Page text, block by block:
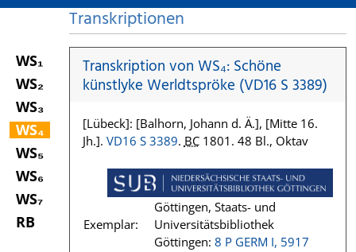
WS₁
WS₂
WS₃
WS₄
WS₅
WS₆
WS₇
RB
Transkriptionen
Transkription von WS₄: Schöne
künstlyke Werldtspröke (VD16 S 3389)
[Lübeck]: [Balhorn, Johann d. Ä.], [Mitte 16.
Jh.]. VD16 S 3389. BC1801. 48 Bl., Oktav
Exemplar:
Göttingen, Staats- und
Universitätsbibliothek
Göttingen: 8 P GERM I, 5917